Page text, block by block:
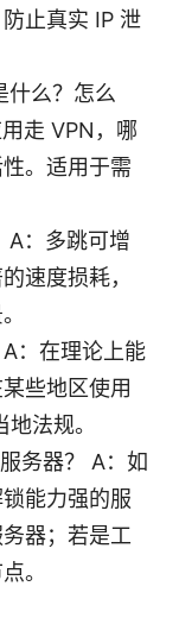
止真实 IP 泄
么？怎么
走 VPN，哪
。适用于需
A：多跳可增
速度损耗，
：在理论上能
些地区使用
法规。
务器？ A：如
能力强的服
器；若是工
。